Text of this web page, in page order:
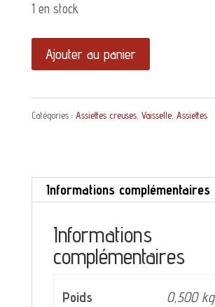
1 en stock
quantité
de
Assiette
creuse
Longchamp
Terre
Ajouter au panier
Catégories : Assiettes creuses, Vaisselle, Assiettes
Informations complémentaires
Informations
complémentaires
Poids 0,500 kg